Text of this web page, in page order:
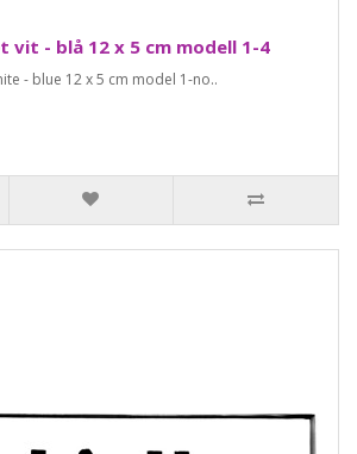
vit - blå 12 x 5 cm modell 1-4
- blue 12 x 5 cm model 1-no..